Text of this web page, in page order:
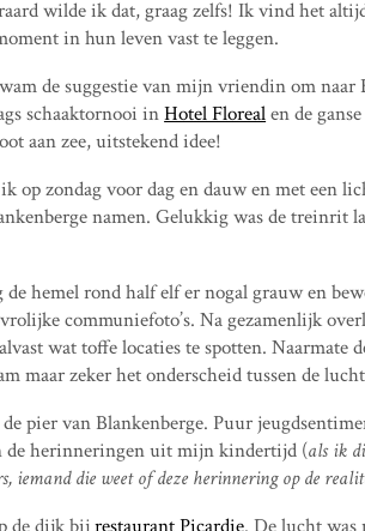
wilde ik dat, graag zelfs! Ik vind het
in hun leven vast te leggen.
de suggestie van mijn vriendin om naar
schaaktornooi inHotel Florealen de
aan zee, uitstekend idee!
op zondag voor dag en dauw en met een
namen. Gelukkig was de treinrit
de hemel rond half elf er nogal grauw en
communiefoto’s. Na gezamenlijk
wat toffe locaties te spotten. Naarmate
maar zeker het onderscheid tussen de
pier van Blankenberge. Puur
de herinneringen uit mijn kindertijd (als ik
die weet of deze herinnering op de
de dijk bijrestaurant Picardie. De lucht was